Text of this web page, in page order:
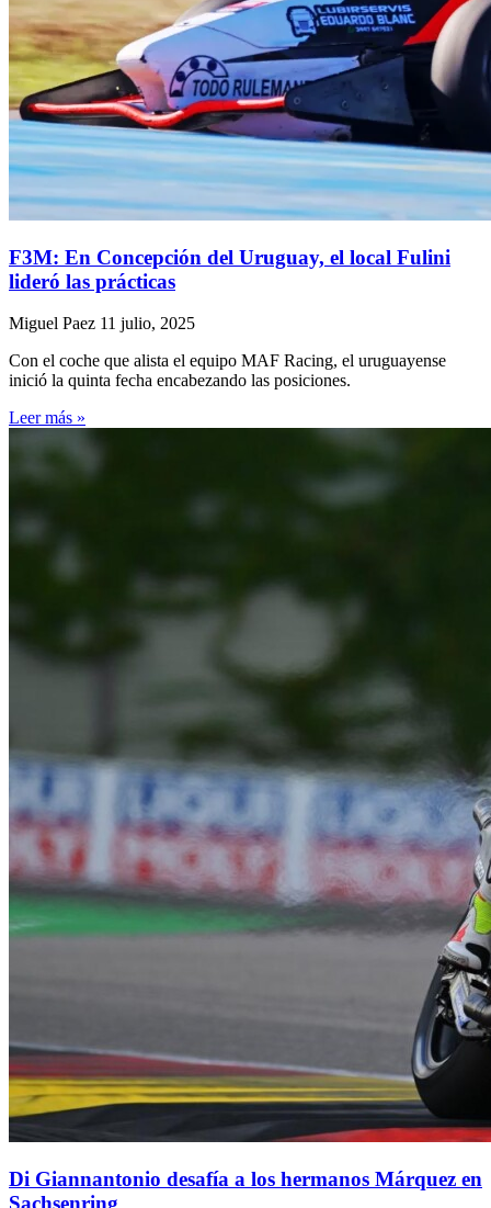
F3M: En Concepción del Uruguay, el local Fulini
lideró las prácticas
Miguel Paez 11 julio, 2025
Con el coche que alista el equipo MAF Racing, el uruguayense
inició la quinta fecha encabezando las posiciones.
Leer más »
Di Giannantonio desafía a los hermanos Márquez en
Sachsenring